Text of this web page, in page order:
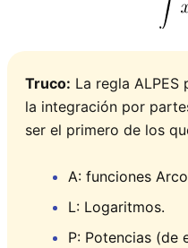
Truco: La regla
la integración por
ser el primero de los
A: funciones
L: Logaritmos.
P: Potencias (de